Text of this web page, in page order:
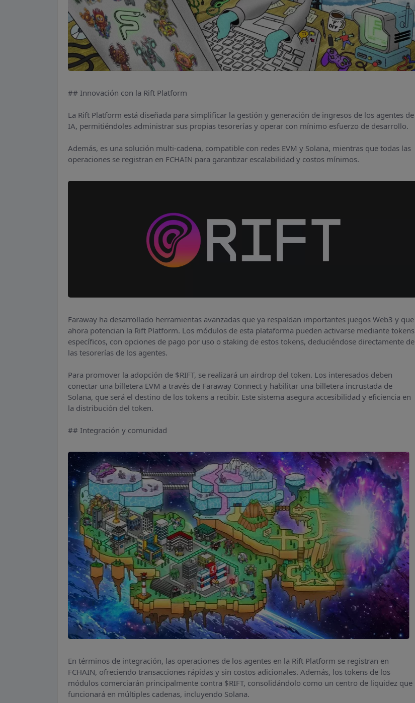
## Innovación con la Rift Platform
La Rift Platform está diseñada para simplificar la gestión y generación de ingresos de los agentes de
IA, permitiéndoles administrar sus propias tesorerías y operar con mínimo esfuerzo de desarrollo.
Además, es una solución multi-cadena, compatible con redes EVM y Solana, mientras que todas las
operaciones se registran en FCHAIN para garantizar escalabilidad y costos mínimos.
Faraway ha desarrollado herramientas avanzadas que ya respaldan importantes juegos Web3 y que
ahora potencian la Rift Platform. Los módulos de esta plataforma pueden activarse mediante tokens
específicos, con opciones de pago por uso o staking de estos tokens, deduciéndose directamente de
las tesorerías de los agentes.
Para promover la adopción de $RIFT, se realizará un airdrop del token. Los interesados deben
conectar una billetera EVM a través de Faraway Connect y habilitar una billetera incrustada de
Solana, que será el destino de los tokens a recibir. Este sistema asegura accesibilidad y eficiencia en
la distribución del token.
## Integración y comunidad
En términos de integración, las operaciones de los agentes en la Rift Platform se registran en
FCHAIN, ofreciendo transacciones rápidas y sin costos adicionales. Además, los tokens de los
módulos comerciarán principalmente contra $RIFT, consolidándolo como un centro de liquidez que
funcionará en múltiples cadenas, incluyendo Solana.